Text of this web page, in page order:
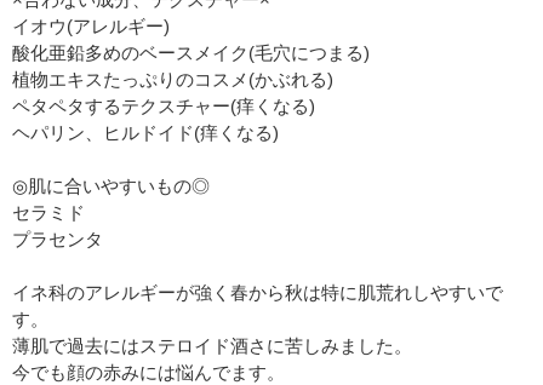
イオウ(アレルギー)
酸化亜鉛多めのベースメイク(毛穴につまる)
植物エキスたっぷりのコスメ(かぶれる)
ペタペタするテクスチャー(痒くなる)
ヘパリン、ヒルドイド(痒くなる)
◎肌に合いやすいもの◎
セラミド
プラセンタ
イネ科のアレルギーが強く春から秋は特に肌荒れしやすいで
す。
薄肌で過去にはステロイド酒さに苦しみました。
今でも顔の赤みには悩んでます。